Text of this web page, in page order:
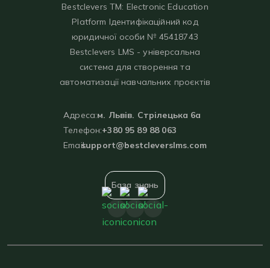
Bestclevers TM: Electronic Education
Platform Ідентифікаційний код
юридичної особи № 45418743
Bestclevers LMS - універсальна
система для створення та
автоматизації навчальних проєктів
Адреса:м. Львів. Стрілецька 6а
Телефон:+380 95 89 88 063
Email:support@bestcleverslms.com
База знань